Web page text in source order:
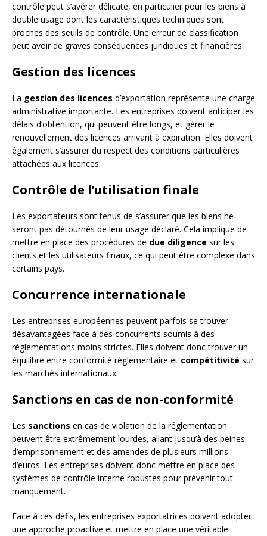
contrôle peut s’avérer délicate, en particulier pour les biens à
double usage dont les caractéristiques techniques sont
proches des seuils de contrôle. Une erreur de classification
peut avoir de graves conséquences juridiques et financières.
Gestion des licences
La gestion des licences d’exportation représente une charge
administrative importante. Les entreprises doivent anticiper les
délais d’obtention, qui peuvent être longs, et gérer le
renouvellement des licences arrivant à expiration. Elles doivent
également s’assurer du respect des conditions particulières
attachées aux licences.
Contrôle de l’utilisation finale
Les exportateurs sont tenus de s’assurer que les biens ne
seront pas détournés de leur usage déclaré. Cela implique de
mettre en place des procédures de due diligence sur les
clients et les utilisateurs finaux, ce qui peut être complexe dans
certains pays.
Concurrence internationale
Les entreprises européennes peuvent parfois se trouver
désavantagées face à des concurrents soumis à des
réglementations moins strictes. Elles doivent donc trouver un
équilibre entre conformité réglementaire et compétitivité sur
les marchés internationaux.
Sanctions en cas de non-conformité
Les sanctions en cas de violation de la réglementation
peuvent être extrêmement lourdes, allant jusqu’à des peines
d’emprisonnement et des amendes de plusieurs millions
d’euros. Les entreprises doivent donc mettre en place des
systèmes de contrôle interne robustes pour prévenir tout
manquement.
Face à ces défis, les entreprises exportatrices doivent adopter
une approche proactive et mettre en place une véritable